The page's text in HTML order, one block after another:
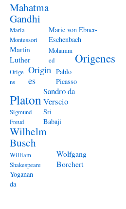
Mahatma
Gandhi
Maria
Montessori
Marie von Ebner-
Eschenbach
Martin
Luther
Mohamm
ed
Origenes
Orige
ns
Origin
es
Pablo
Picasso
Platon
Sandro da
Verscio
Sigmund
Freud
Sri
Babaji
Wilhelm
Busch
William
Shakespeare
Wolfgang
Borchert
Yoganan
da